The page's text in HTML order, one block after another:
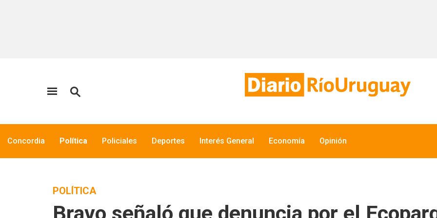
Concordia Política Policiales Deportes Interés General Economía Opinión
POLÍTICA
Bravo señaló que denuncia por el